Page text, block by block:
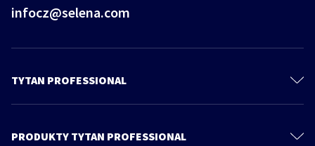
infocz@selena.com
TYTAN PROFESSIONAL
Kontaktujte nás
PRODUKTY TYTAN PROFESSIONAL